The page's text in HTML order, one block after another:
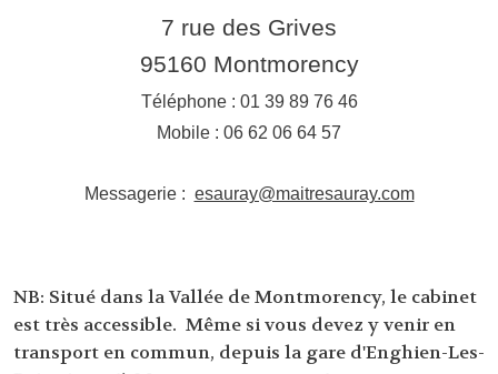
7 rue des Grives
95160 Montmorency
Téléphone : 01 39 89 76 46
Mobile : 06 62 06 64 57
Messagerie : esauray@maitresauray.com
NB: Situé dans la Vallée de Montmorency, le cabinet
est très accessible. Même si vous devez y venir en
transport en commun, depuis la gare d'Enghien-Les-